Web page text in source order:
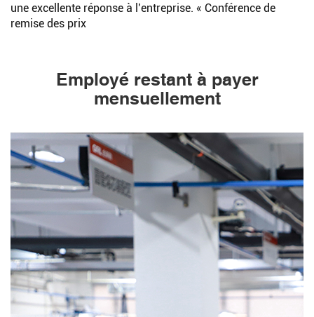
une excellente réponse à l’entreprise. « Conférence de
remise des prix
Employé restant à payer
mensuellement
Rechercher